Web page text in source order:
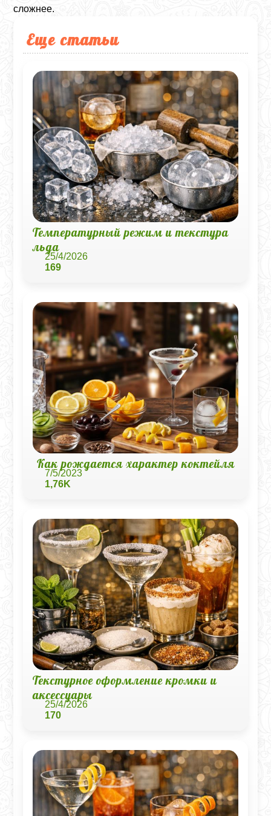
сложнее.
Еще статьи
Температурный режим и текстура
льда
25/4/2026
169
Как рождается характер коктейля
7/5/2023
1,76K
Текстурное оформление кромки и
аксессуары
25/4/2026
170